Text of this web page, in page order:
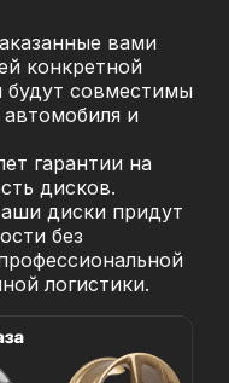
вами
конкретной
совместимы
и
гарантии на
дисков.
диски придут
без
логистики.